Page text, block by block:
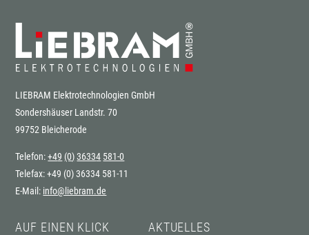
LIEBRAM Elektrotechnologien GmbH
Sondershäuser Landstr. 70
99752 Bleicherode
Telefon:+49 (0) 36334 581-0
Telefax:+49 (0) 36334 581-11
E-Mail: info@liebram.de
AUF EINEN KLICK AKTUELLES